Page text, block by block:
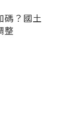
碼？國土
整